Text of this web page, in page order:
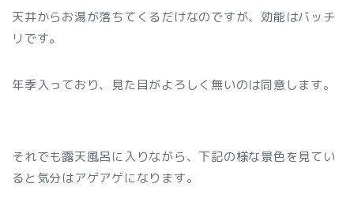
天井からお湯が落ちてくるだけなのですが、効能はバッチ
リです。
年季入っており、見た目がよろしく無いのは同意します。
それでも露天風呂に入りながら、下記の様な景色を見てい
ると気分はアゲアゲになります。